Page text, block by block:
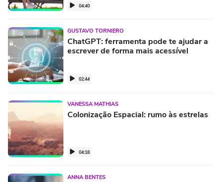
04:40
GUSTAVO TORNIERO
ChatGPT: ferramenta pode te ajudar a
escrever de forma mais acessível
02:44
VANESSA MATHIAS
Colonização Espacial: rumo às estrelas
04:18
ANNA BENTES